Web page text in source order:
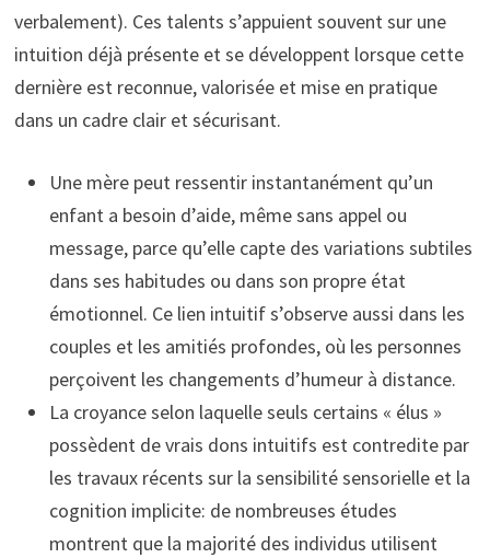
verbalement). Ces talents s’appuient souvent sur une
intuition déjà présente et se développent lorsque cette
dernière est reconnue, valorisée et mise en pratique
dans un cadre clair et sécurisant.
Une mère peut ressentir instantanément qu’un
enfant a besoin d’aide, même sans appel ou
message, parce qu’elle capte des variations subtiles
dans ses habitudes ou dans son propre état
émotionnel. Ce lien intuitif s’observe aussi dans les
couples et les amitiés profondes, où les personnes
perçoivent les changements d’humeur à distance.
La croyance selon laquelle seuls certains « élus »
possèdent de vrais dons intuitifs est contredite par
les travaux récents sur la sensibilité sensorielle et la
cognition implicite: de nombreuses études
montrent que la majorité des individus utilisent